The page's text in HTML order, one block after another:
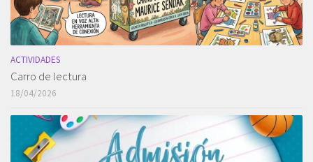
ACTIVIDADES
Carro de lectura
18/04/2026